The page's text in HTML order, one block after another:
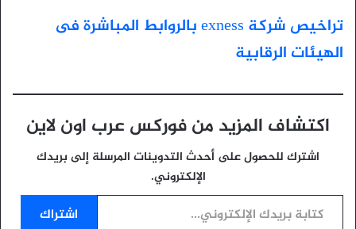
تراخيص شركة exness بالروابط المباشرة فى
الهيئات الرقابية
اكتشاف المزيد من فوركس عرب اون لاين
اشترك للحصول على أحدث التدوينات المرسلة إلى بريدك
الإلكتروني.
كتابة بريدك الإلكتروني...
اشتراك